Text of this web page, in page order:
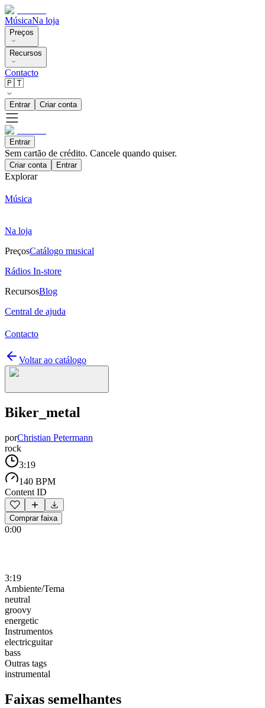
MúsicaNa loja
Preços
Recursos
Contacto
🇵🇹
Entrar Criar conta
Entrar
Sem cartão de crédito. Cancele quando quiser.
Criar conta Entrar
Explorar
Música
Na loja
PreçosCatálogo musical
Rádios In-store
RecursosBlog
Central de ajuda
Contacto
Voltar ao catálogo
Biker_metal
porChristian Petermann
rock
3:19
140 BPM
Content ID
Comprar faixa
0:00
3:19
Ambiente/Tema
neutral
groovy
energetic
Instrumentos
electricguitar
bass
Outras tags
instrumental
Faixas semelhantes